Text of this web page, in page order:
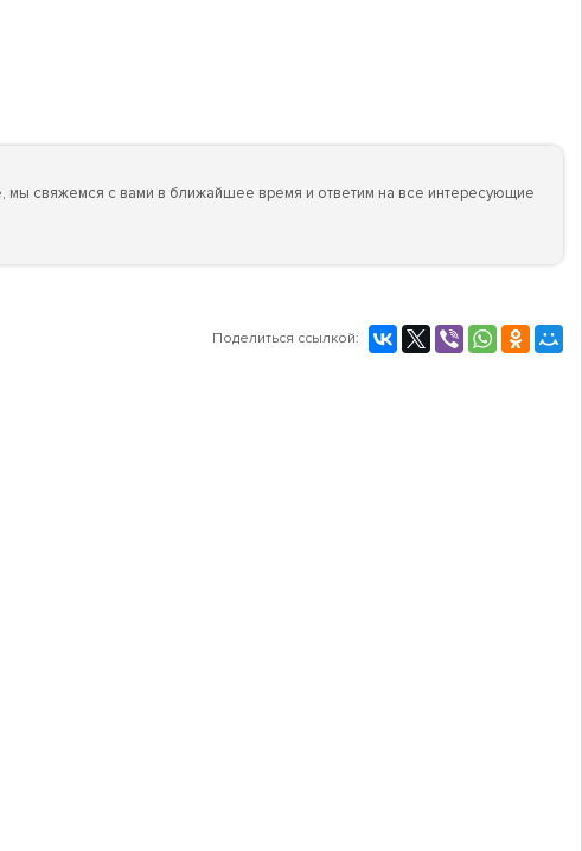
мы свяжемся с вами в ближайшее время и ответим на все интересующие
Поделиться ссылкой: